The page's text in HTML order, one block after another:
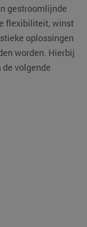
gestroomlijnde
flexibiliteit, winst
oplossingen
worden. Hierbij
de volgende